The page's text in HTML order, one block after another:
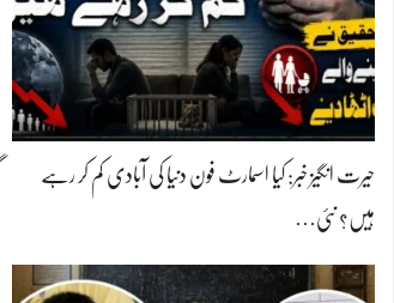
حیرت انگیز خبر: کیا اسمارٹ فون دنیا کی آبادی کم کر رہے
ہیں؟ نئی…